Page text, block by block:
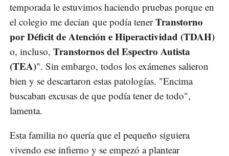
temporada le estuvimos haciendo pruebas porque en
el colegio me decían que podía tenerTranstorno
por Déficit de Atención e Hiperactividad (TDAH)
o, incluso, Transtornos del Espectro Autista
(TEA)". Sin embargo, todos los exámenes salieron
bien y se descartaron estas patologías. "Encima
buscaban excusas de que podía tener de todo",
lamenta.
Esta familia no quería que el pequeño siguiera
vivendo ese infierno y se empezó a plantear